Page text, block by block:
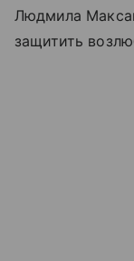
Людмила
защитить